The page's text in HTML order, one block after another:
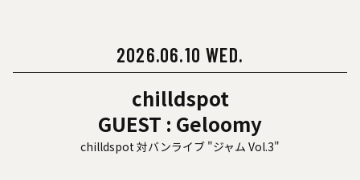
2026.06.10 WED.
chilldspot
GUEST : Geloomy
chilldspot 対バンライブ "ジャム Vol.3"